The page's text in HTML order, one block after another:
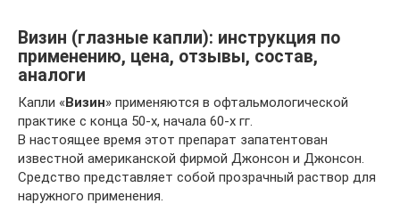
Визин (глазные капли): инструкция по
применению, цена, отзывы, состав,
аналоги
Капли «Визин» применяются в офтальмологической
практике с конца 50-х, начала 60-х гг.
В настоящее время этот препарат запатентован
известной американской фирмой Джонсон и Джонсон.
Средство представляет собой прозрачный раствор для
наружного применения.